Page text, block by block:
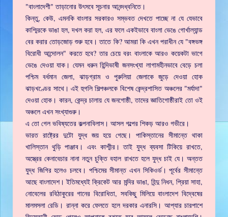
"বাংলাদেশী" তাড়ানোর উৎসবে সূচনার আনন্দধ্বনিতে।
কিন্তু, কেউ, এমনকি বাংলার সরকারও সম্ভবত দেখতে পাচ্ছে না যে যেভাবে
কাশ্মিরকে ভাঙা হল, দখল করা হল, এর ফলে একইভাবে বাংলা ভেঙে গোর্খাল্যান্ড
বের করার তোড়জোড় শুরু হবে। তাতে কি? আমরা কি এখন পরাধীন যে "বঙ্গভঙ্গ
বিরোধী আন্দোলন" করতে হবে? তার চেয়ে বরং বাংলাকে আরও কয়েকটা ভাগে
ভেঙে দেওয়া যাক। যেমন ধরুন হিন্দিভাষী জনসংখ্যা লাগামহীনভাবে বেড়ে চলা
পশ্চিম বর্ধমান জেলা, ঝাড়গ্রাম ও পুরুলিয়া জেলাকে জুড়ে দেওয়া হোক
ঝাড়খণ্ডের সাথে। এই হুগলি শিল্পঞ্চলকে বিশেষ কেন্দ্রশাসিত অঞ্চলের "মর্যাদা"
দেওয়া হোক। কারন, কেন্দ্র চালায় যে জনগোষ্ঠী, তাদের জ্ঞাতিগোষ্ঠীরাই তো ওই
অঞ্চলে এখন সংখ্যাগুরু।
এ তো গেল ভবিষ্যতের কল্পনাবিলাস। আসল গল্পের শিকড় আরও গভীরে।
ভারত রাষ্ট্রের দুটো যুদ্ধ জয় হয়ে গেছে। পাকিস্তানের সীমান্তে থাকা
খালিস্তান থুড়ি পাঞ্জাব। এবং কাশ্মীর। তাই যুদ্ধ ব্যবসা টিকিয়ে রাখতে,
অস্ত্রের কেনাবেচার নানা নতুন চুক্তি বহাল রাখতে হলে যুদ্ধ চাই যে। অন্তত
যুদ্ধ জিগির হলেও চলবে। পশ্চিমের সীমান্ত এখন সিকিওর্ড। পূর্বের সীমান্তে
আছে বাংলাদেশ। ইতিমধ্যেই ক্রিকেট আর মন্দির ভাঙা, হিন্দু নিধন, প্রিয়া সাহা,
নোবেলের রবিঠাকুরের গানের বিরোধিতা, সবকিছু মিলিয়ে বাংলাদেশ বিদ্বেষের
মালমসলা রেডি। রান্না করে ফেলতে হলে দরকার এনারসি। আপ্যার চারপাশে